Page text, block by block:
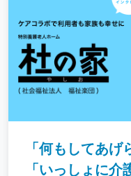
「何もしてあげ
「いっしょに介